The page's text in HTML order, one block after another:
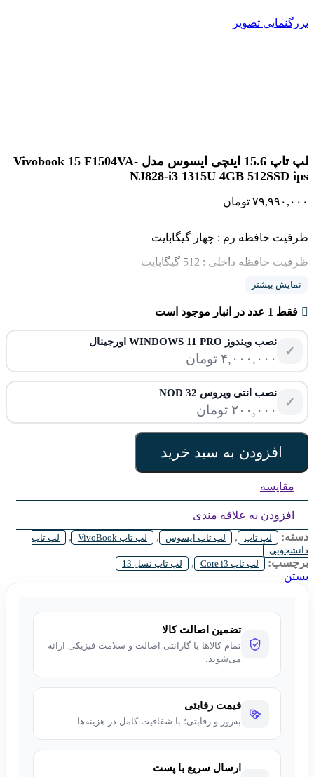
بزرگنمایی تصویر
لپ تاپ 15.6 اینچی ایسوس مدل Vivobook 15 F1504VA-
NJ828-i3 1315U 4GB 512SSD ips
۷۹,۹۹۰,۰۰۰ تومان
ظرفیت حافظه رم : چهار گیگابایت
ظرفیت حافظه داخلی : 512 گیگابایت
سازنده پردازنده گرافیکی : Intel
مدل پردازنده : ۱۳۱۵U
نمایش بیشتر
فقط 1 عدد در انبار موجود است
✓
نصب ویندوز WINDOWS 11 PRO اورجینال
۴,۰۰۰,۰۰۰ تومان
✓
نصب انتی ویروس NOD 32
۲۰۰,۰۰۰ تومان
افزودن به سبد خرید
مقایسه
افزودن به علاقه مندی
دسته:
لپ تاپ , لپ تاپ ایسوس , لپ تاپ VivoBook ,
لپ تاپ
دانشجویی
برچسب: لپ تاپ Core i3 , لپ تاپ نسل 13
بستن
تضمین اصالت کالا
تمام کالاها با گارانتی اصالت و سلامت فیزیکی ارائه
می‌شوند.
قیمت رقابتی
به‌روز و رقابتی؛ با شفافیت کامل در هزینه‌ها.
ارسال سریع با پست